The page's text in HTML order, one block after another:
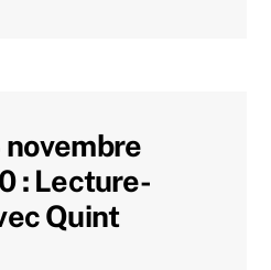
: Lecture-
Quint